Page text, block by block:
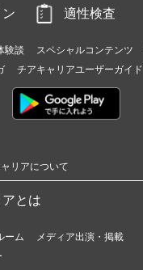
適性検査
験談 スペシャルコンテンツ
チアキャリアユーザーガイド
リアについて
とは
ーム
メディア出演・掲載